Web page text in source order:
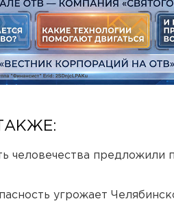
человечества предложили
угрожает